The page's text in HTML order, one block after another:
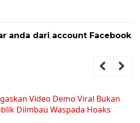
anda dari account Facebook